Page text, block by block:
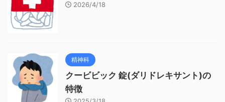
2026/4/18
精神科
クービビック 錠(ダリドレキサント)の
特徴